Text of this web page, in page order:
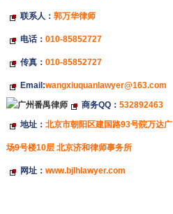
联系人： 郭万华律师
电话： 010-85852727
传真： 010-85852727
Email:wangxiuquanlawyer@163.com
商务QQ： 532892463
地址： 北京市朝阳区建国路93号院万达广
场9号楼10层 北京济和律师事务所
网址： www.bjlhlawyer.com